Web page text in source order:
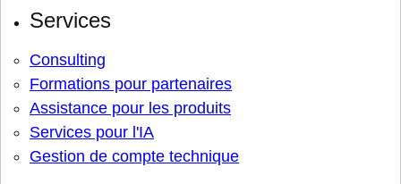
Services
Consulting
Formations pour partenaires
Assistance pour les produits
Services pour l'IA
Gestion de compte technique